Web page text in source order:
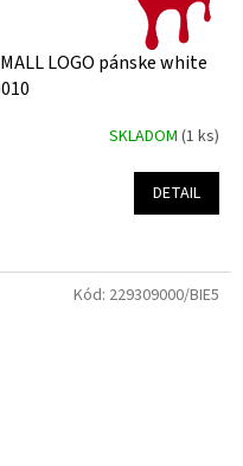
LOGO pánske white
SKLADOM (1 ks)
DETAIL
Kód: 229309000/BIE5